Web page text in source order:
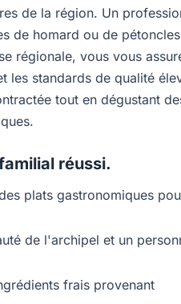
de la région. Un
de homard ou de
régionale, vous vous
les standards de qualité
tout en dégustant
réussi.
plats gastronomiques
de l'archipel et un
frais provenant